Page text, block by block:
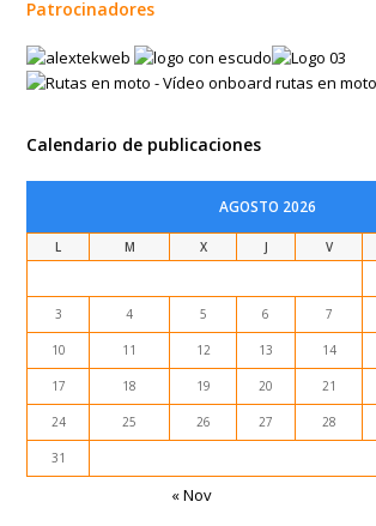
Patrocinadores
Calendario de publicaciones
AGOSTO 2026
L M X J V
3 4 5 6 7
10 11 12 13 14
17 18 19 20 21
24 25 26 27 28
31
« Nov